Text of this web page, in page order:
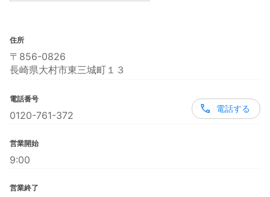
住所
〒856-0826
長崎県大村市東三城町１３
電話番号
0120-761-372
電話する
営業開始
9:00
営業終了